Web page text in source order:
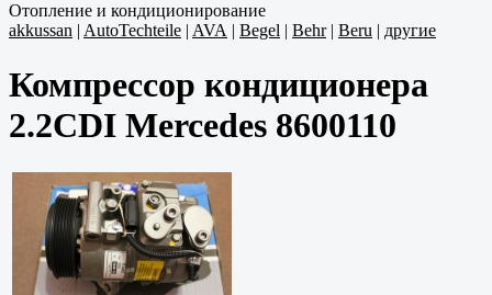
Отопление и кондиционирование
akkussan | AutoTechteile | AVA | Begel | Behr| Beru | другие
Компрессор кондиционера
2.2CDI Mercedes 8600110